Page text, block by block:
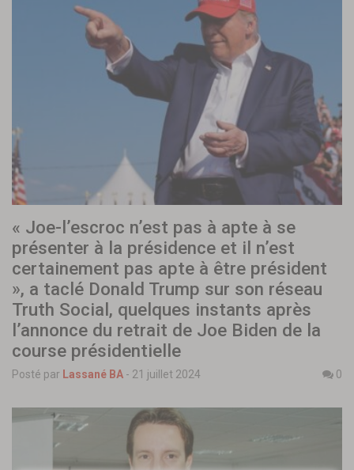
« Joe-l’escroc n’est pas à apte à se
présenter à la présidence et il n’est
certainement pas apte à être président
», a taclé Donald Trump sur son réseau
Truth Social, quelques instants après
l’annonce du retrait de Joe Biden de la
course présidentielle
Posté par Lassané BA - 21 juillet 2024 0